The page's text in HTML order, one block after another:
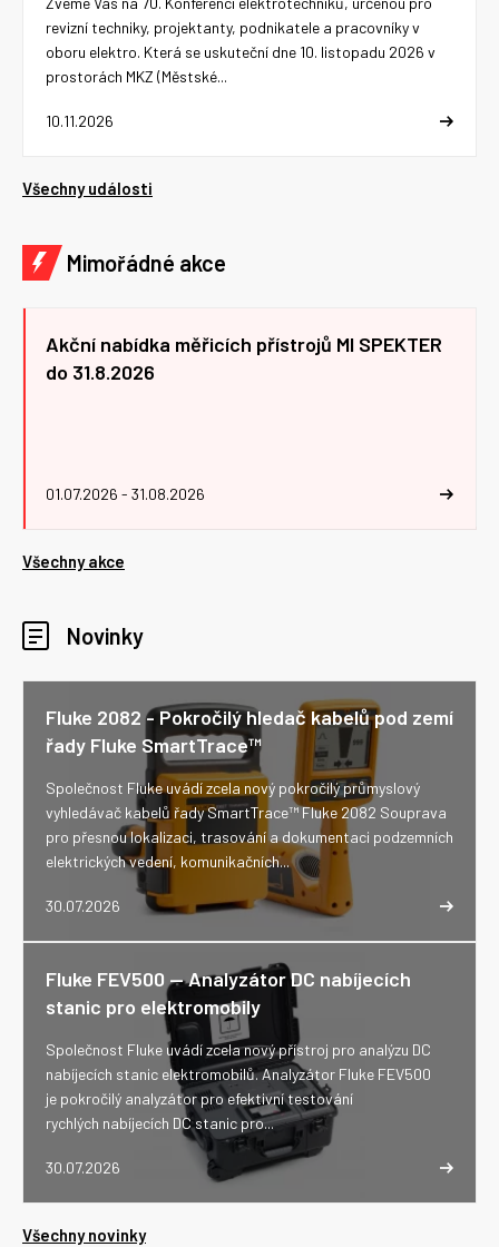
10.11.2026
revizní techniky, projektanty, podnikatele a pracovníky v
oboru elektro. Která se uskuteční dne 10. listopadu 2026 v
prostorách MKZ (Městské...
Všechny události
Mimořádné akce
Akční nabídka měřicích přístrojů MI SPEKTER
do 31.8.2026
01.07.2026 - 31.08.2026
Všechny akce
Novinky
Fluke 2082 - Pokročilý hledač kabelů pod zemí
řady Fluke SmartTrace™
30.07.2026
Společnost Fluke uvádí zcela nový pokročilý průmyslový
vyhledávač kabelů řady SmartTrace™ Fluke 2082 Souprava
pro přesnou lokalizaci, trasování a dokumentaci podzemních
elektrických vedení, komunikačních...
Fluke FEV500 -- Analyzátor DC nabíjecích
stanic pro elektromobily
30.07.2026
Společnost Fluke uvádí zcela nový přístroj pro analýzu DC
nabíjecích stanic elektromobilů. Analyzátor Fluke FEV500
je pokročilý analyzátor pro efektivní testování
rychlých nabíjecích DC stanic pro...
Všechny novinky